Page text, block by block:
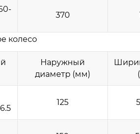
370
колесо
Наружный
диаметр (мм)
125